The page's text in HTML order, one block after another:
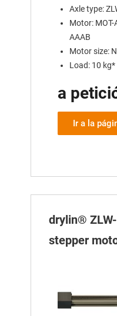
Axle type:
Motor:
AAAB
Motor size:
Load: 10 kg*
a
Ir a la
drylin®
stepper